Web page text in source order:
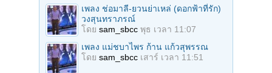
เพลง ช่อมาลี-ยวนย่าเหล่ (ดอกฟ้าที่รัก)
วงสุนทราภรณ์
โดย sam_sbcc พุธ เวลา 11:07
เพลง แม่ชบาไพร ก้าน แก้วสุพรรณ
โดย sam_sbcc เสาร์ เวลา 11:51